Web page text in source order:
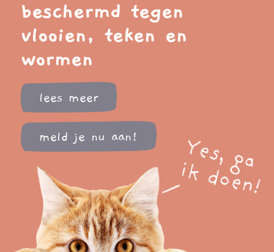
beschermd tegen
vlooien, teken en
wormen
lees meer
meld je nu aan!